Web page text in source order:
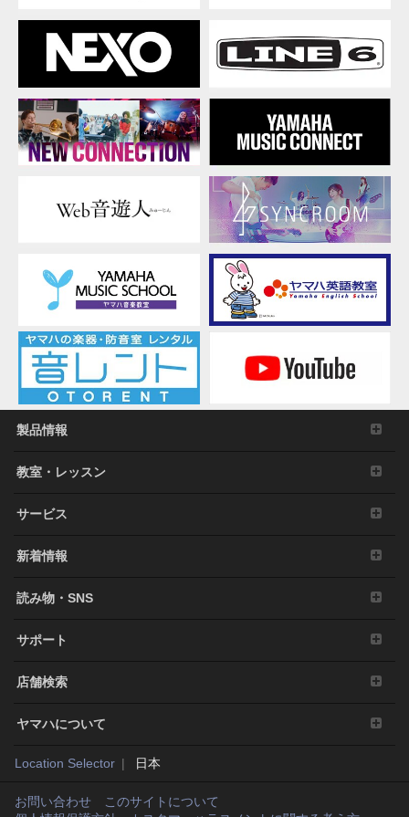
製品情報
教室・レッスン
サービス
新着情報
読み物・SNS
サポート
店舗検索
ヤマハについて
Location Selector 日本
お問い合わせ
このサイトについて